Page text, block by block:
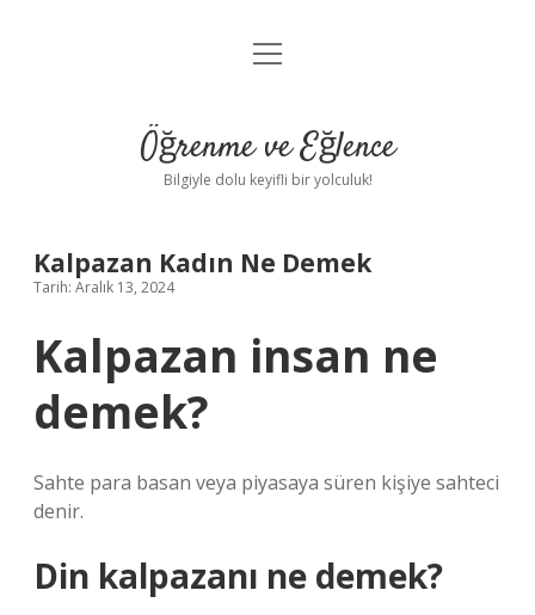
Anasayfa
Yasal Uyarı
menüyü
Öğrenme ve Eğlence
Bilgiyle dolu keyifli bir yolculuk!
Kalpazan Kadın Ne Demek
Tarih: Aralık 13, 2024
Kalpazan insan ne
demek?
Sahte para basan veya piyasaya süren kişiye sahteci
denir.
Din kalpazanı ne demek?